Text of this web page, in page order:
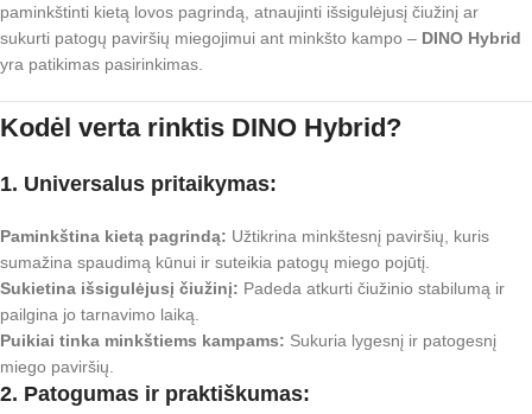
paminkštinti kietą lovos pagrindą, atnaujinti išsigulėjusį čiužinį ar
sukurti patogų paviršių miegojimui ant minkšto kampo – DINO Hybrid
yra patikimas pasirinkimas.
Kodėl verta rinktis DINO Hybrid?
1. Universalus pritaikymas:
Paminkština kietą pagrindą: Užtikrina minkštesnį paviršių, kuris
sumažina spaudimą kūnui ir suteikia patogų miego pojūtį.
Sukietina išsigulėjusį čiužinį: Padeda atkurti čiužinio stabilumą ir
pailgina jo tarnavimo laiką.
Puikiai tinka minkštiems kampams: Sukuria lygesnį ir patogesnį
miego paviršių.
2. Patogumas ir praktiškumas: